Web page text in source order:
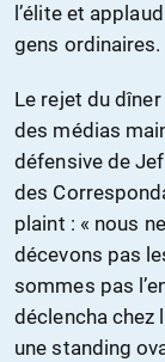
l’élite et
gens ordinaires.
Le rejet du
des médias
défensive de
des
plaint : « nous
décevons pas
sommes pas
déclencha chez
une standing